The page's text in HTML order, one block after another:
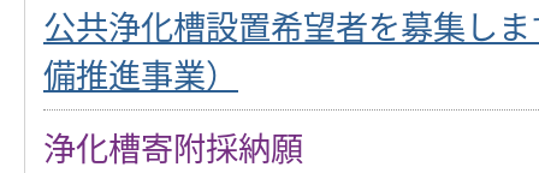
公共浄化槽設置希望者を募集し
備推進事業）
浄化槽寄附採納願